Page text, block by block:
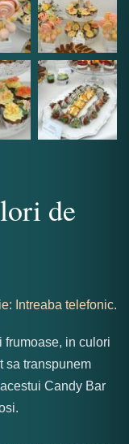
de
Intreaba telefonic.
frumoase, in culori
sa transpunem
Candy Bar